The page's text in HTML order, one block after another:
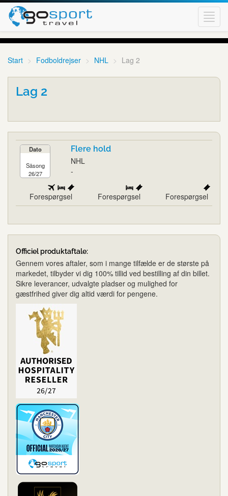
Start Fodboldrejser NHL Lag 2
Lag 2
Dato
Säsong
26/27
Flere hold
NHL
-
Forespørgsel Forespørgsel Forespørgsel
Officiel produktaftale:
Gennem vores aftaler, som i mange tilfælde er de største på
markedet, tilbyder vi dig 100% tillid ved bestilling af din billet.
Sikre leverancer, udvalgte pladser og mulighed for
gæstfrihed giver dig altid værdi for pengene.